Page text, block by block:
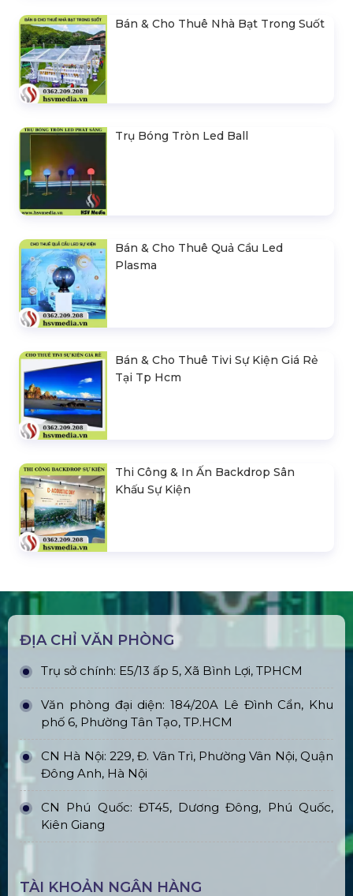
Bán & Cho Thuê Nhà Bạt Trong Suốt
Trụ Bóng Tròn Led Ball
Bán & Cho Thuê Quả Cầu Led
Plasma
Bán & Cho Thuê Tivi Sự Kiện Giá Rẻ
Tại Tp Hcm
Thi Công & In Ấn Backdrop Sân
Khấu Sự Kiện
ĐỊA CHỈ VĂN PHÒNG
Trụ sở chính: E5/13 ấp 5, Xã Bình Lợi, TPHCM
Văn phòng đại diện: 184/20A Lê Đình Cẩn, Khu
phố 6, Phường Tân Tạo, TP.HCM
CN Hà Nội: 229, Đ. Vân Trì, Phường Vân Nội, Quận
Đông Anh, Hà Nội
CN Phú Quốc: ĐT45, Dương Đông, Phú Quốc,
Kiên Giang
TÀI KHOẢN NGÂN HÀNG